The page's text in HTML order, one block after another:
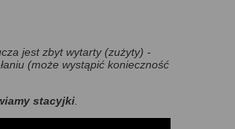
jest zbyt wytarty (zużyty) -
(może wystąpić konieczność
stacyjki